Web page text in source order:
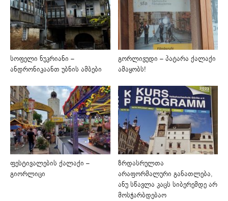
სოფელი ნუკრიანი –
ანდრონიკაანთ უბნის ამბები
გორლივუდი – პატარა ქალაქი
ამაყობს!
ფესტივალების ქალაქი –
გიორლიცი
ზრდასრულთა
არაფორმალური განათლება,
ანუ სწავლა კაცს სიბერემდე არ
მოსჭარბდებაო